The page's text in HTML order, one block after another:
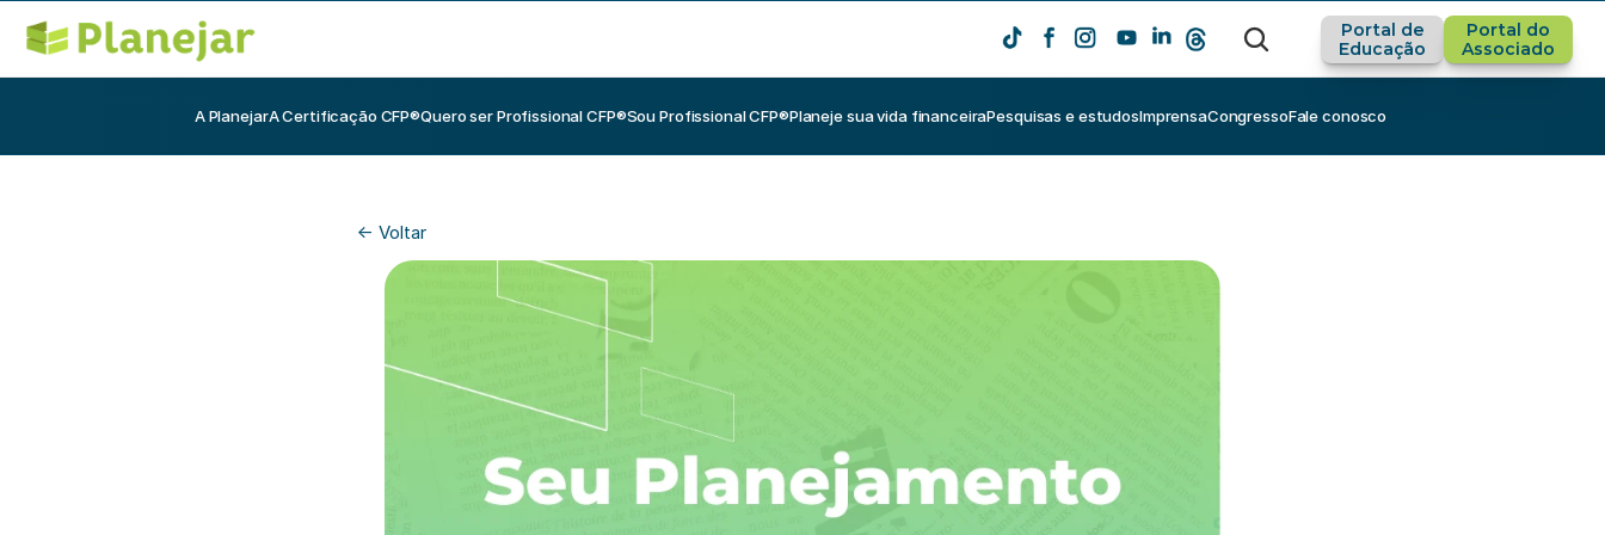
Portal de
Educação
Portal do
Associado
A PlanejarA Certificação CFP®Quero ser Profissional CFP®Sou Profissional CFP®Planeje sua vida financeiraPesquisas e estudosImprensaCongressoFale conosco
<- Voltar